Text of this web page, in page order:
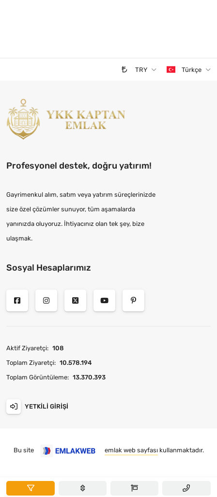
TRY Türkçe
Profesyonel destek, doğru yatırım!
Gayrimenkul alım, satım veya yatırım süreçlerinizde
size özel çözümler sunuyor, tüm aşamalarda
yanınızda oluyoruz. İhtiyacınız olan tek şey, bize
ulaşmak.
Sosyal Hesaplarımız
Aktif Ziyaretçi: 108
Toplam Ziyaretçi: 10.578.194
Toplam Görüntüleme: 13.370.393
YETKILI GIRIŞI
Bu site emlak web sayfasıkullanmaktadır.